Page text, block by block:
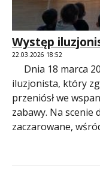
Występ
22.03.2026 18:52
Dnia 18 marca
iluzjonista, który
przeniósł we
zabawy. Na scenie
zaczarowane,